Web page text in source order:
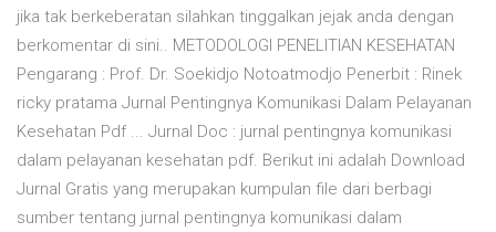
jika tak berkeberatan silahkan tinggalkan jejak anda dengan
berkomentar di sini.. METODOLOGI PENELITIAN KESEHATAN
Pengarang : Prof. Dr. Soekidjo Notoatmodjo Penerbit : Rinek
ricky pratama Jurnal Pentingnya Komunikasi Dalam Pelayanan
Kesehatan Pdf ... Jurnal Doc : jurnal pentingnya komunikasi
dalam pelayanan kesehatan pdf. Berikut ini adalah Download
Jurnal Gratis yang merupakan kumpulan file dari berbagi
sumber tentang jurnal pentingnya komunikasi dalam